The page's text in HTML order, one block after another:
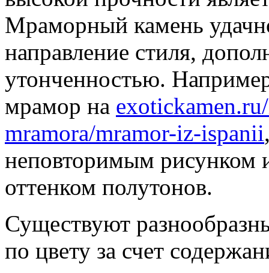
Мраморный камень
направление стиля,
утонченностью.
мрамор на
mramora/mramor-iz-ispanii
неповторимым рисунком
оттенком полутонов.
Существуют
по цвету за счет